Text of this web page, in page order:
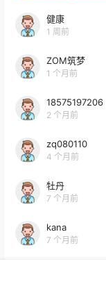
健康
1 周前
ZOM筑梦
1 个月前
18575197206
2 个月前
zq080110
4 个月前
牡丹
7 个月前
kana
7 个月前